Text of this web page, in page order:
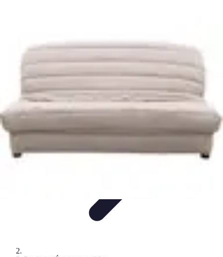
Écologie Bio